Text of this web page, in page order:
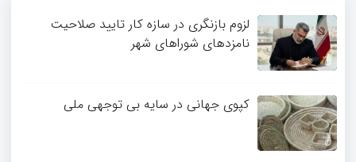
لزوم بازنگری در سازه کار تایید صلاحیت
نامزدهای شوراهای شهر
کپوی جهانی در سایه بی توجهی ملی